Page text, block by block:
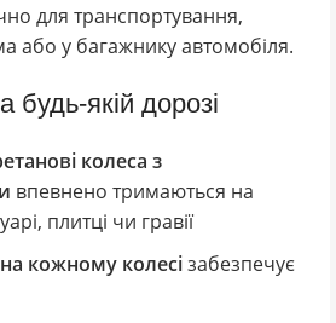
для транспортування,
або у багажнику автомобіля.
будь-якій дорозі
колеса з
впевнено тримаються на
плитці чи гравії
кожному колесізабезпечує